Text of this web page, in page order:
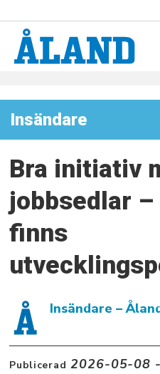
Insändare
Bra initiativ
jobbsedlar
finns
Insändare –
Publicerad 2026-05-08